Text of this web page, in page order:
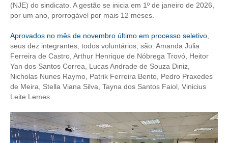
COMPOSIÇÃO
PERSONALIDADES DA TECNOLOGIA
NÚCLEO DA MULHER ENGENHEIRA
TRANSPARÊNCIA
CONSULTORIA
(NJE) do sindicato. A gestão se inicia em 1º de janeiro de 2026,
por um ano, prorrogável por mais 12 meses.
Aprovados no mês de novembro último em processo seletivo,
seus dez integrantes, todos voluntários, são: Amanda Julia
Ferreira de Castro, Arthur Henrique de Nóbrega Trovó, Heitor
Yan dos Santos Correa, Lucas Andrade de Souza Diniz,
Nicholas Nunes Raymo, Patrik Ferreira Bento, Pedro Praxedes
de Meira, Stella Viana Silva, Tayna dos Santos Faiol, Vinicius
Leite Lemes.